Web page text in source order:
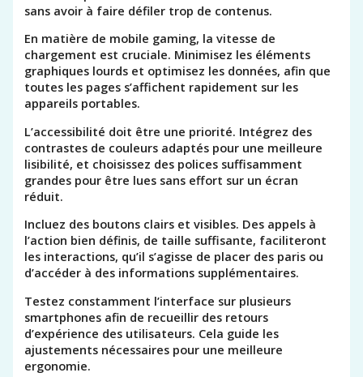
sans avoir à faire défiler trop de contenus.
En matière de mobile gaming, la vitesse de
chargement est cruciale. Minimisez les éléments
graphiques lourds et optimisez les données, afin que
toutes les pages s’affichent rapidement sur les
appareils portables.
L’accessibilité doit être une priorité. Intégrez des
contrastes de couleurs adaptés pour une meilleure
lisibilité, et choisissez des polices suffisamment
grandes pour être lues sans effort sur un écran
réduit.
Incluez des boutons clairs et visibles. Des appels à
l’action bien définis, de taille suffisante, faciliteront
les interactions, qu’il s’agisse de placer des paris ou
d’accéder à des informations supplémentaires.
Testez constamment l’interface sur plusieurs
smartphones afin de recueillir des retours
d’expérience des utilisateurs. Cela guide les
ajustements nécessaires pour une meilleure
ergonomie.